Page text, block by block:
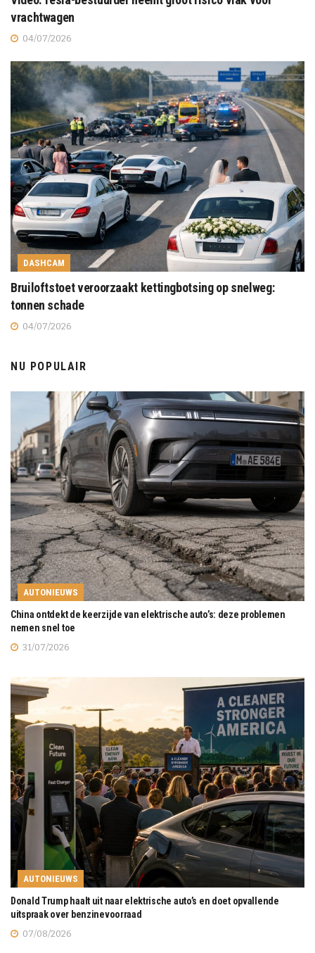
vrachtwagen
04/07/2026
DASHCAM
Bruiloftstoet veroorzaakt kettingbotsing op snelweg:
tonnen schade
04/07/2026
NU POPULAIR
AUTONIEUWS
China ontdekt de keerzijde van elektrische auto’s: deze problemen
nemen snel toe
31/07/2026
AUTONIEUWS
Donald Trump haalt uit naar elektrische auto’s en doet opvallende
uitspraak over benzinevoorraad
07/08/2026